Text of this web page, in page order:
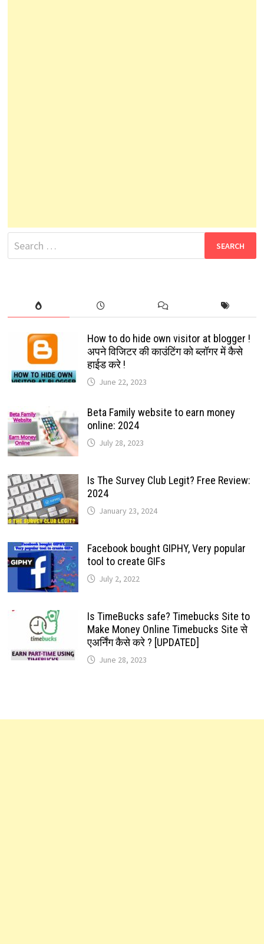
Search
for:
How to do hide own visitor at blogger !
अपने विजिटर की काउंटिंग को ब्लॉगर में कैसे
हाईड करे !
June 22, 2023
Beta Family website to earn money
online: 2024
July 28, 2023
Is The Survey Club Legit? Free Review:
2024
January 23, 2024
Facebook bought GIPHY, Very popular
tool to create GIFs
July 2, 2022
Is TimeBucks safe? Timebucks Site to
Make Money Online Timebucks Site से
एअर्निंग कैसे करे ? [UPDATED]
June 28, 2023